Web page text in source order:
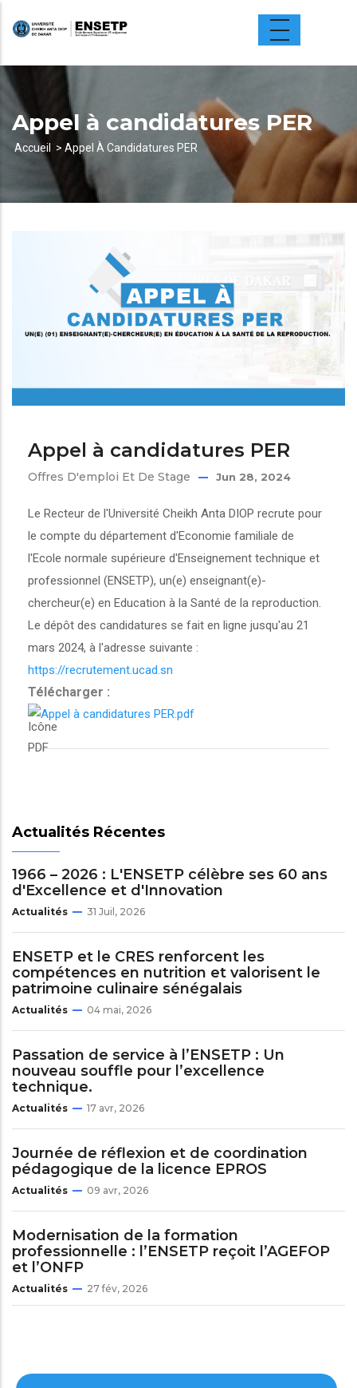
principal
Appel à candidatures PER
d'Ariane
Accueil Appel À Candidatures PER
Appel à candidatures PER
Offres D'emploi Et De Stage Jun 28, 2024
Le Recteur de l'Université Cheikh Anta DIOP recrute pour
le compte du département d'Economie familiale de
l'Ecole normale supérieure d'Enseignement technique et
professionnel (ENSETP), un(e) enseignant(e)-
chercheur(e) en Education à la Santé de la reproduction.
Le dépôt des candidatures se fait en ligne jusqu'au 21
mars 2024, à l'adresse suivante :
https://recrutement.ucad.sn
Télécharger :
Appel à candidatures PER.pdf
Actualités Récentes
1966 – 2026 : L'ENSETP célèbre ses 60 ans
d'Excellence et d'Innovation
Actualités 31 Juil, 2026
ENSETP et le CRES renforcent les
compétences en nutrition et valorisent le
patrimoine culinaire sénégalais
Actualités 04 mai, 2026
Passation de service à l’ENSETP : Un
nouveau souffle pour l’excellence
technique.
Actualités 17 avr, 2026
Journée de réflexion et de coordination
pédagogique de la licence EPROS
Actualités 09 avr, 2026
Modernisation de la formation
professionnelle : l’ENSETP reçoit l’AGEFOP
et l’ONFP
Actualités 27 fév, 2026